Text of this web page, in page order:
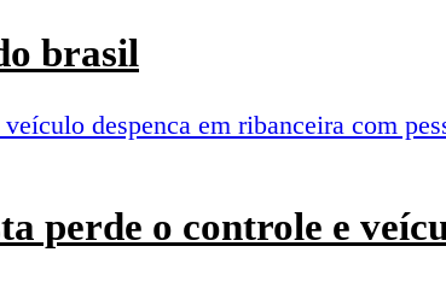
brasil
perde o controle e